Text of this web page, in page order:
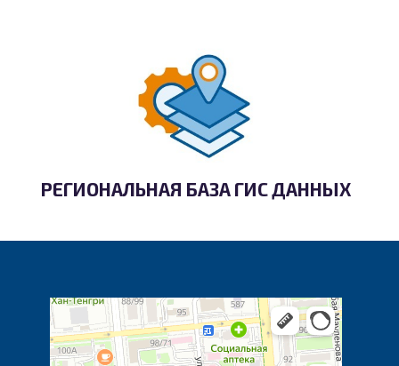
РЕГИОНАЛЬНАЯ БАЗА ГИС ДАННЫХ